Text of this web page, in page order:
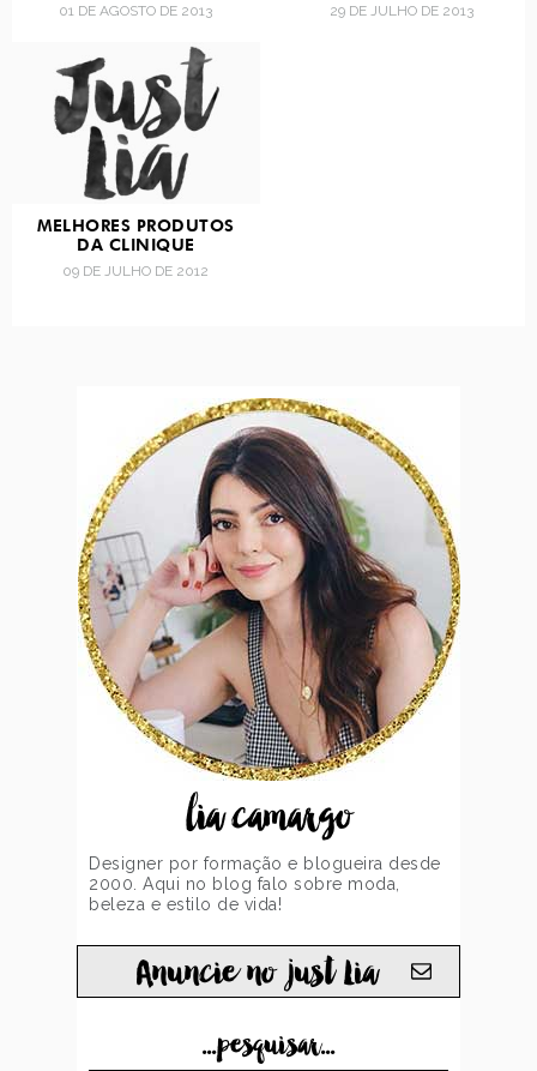
01 DE AGOSTO DE 2013
29 DE JULHO DE 2013
MELHORES PRODUTOS
DA CLINIQUE
09 DE JULHO DE 2012
lia camargo
Designer por formação e blogueira desde
2000. Aqui no blog falo sobre moda,
beleza e estilo de vida!
Anuncie no just Lia
...pesquisar...